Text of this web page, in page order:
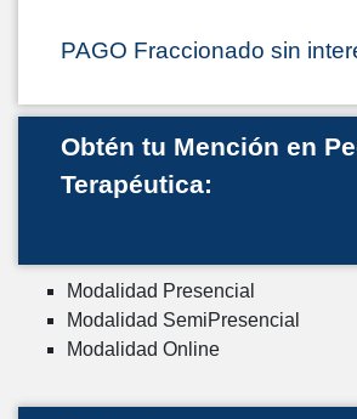
PAGO Fraccionado sin
Obtén tu Mención en
Terapéutica:
Modalidad Presencial
Modalidad SemiPresencial
Modalidad Online